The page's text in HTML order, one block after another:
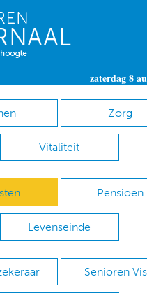
zaterdag 8
Zorg
Vitaliteit
Pensioen
Levenseinde
Senioren